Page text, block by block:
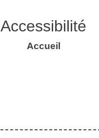
Accessibilité
Accueil